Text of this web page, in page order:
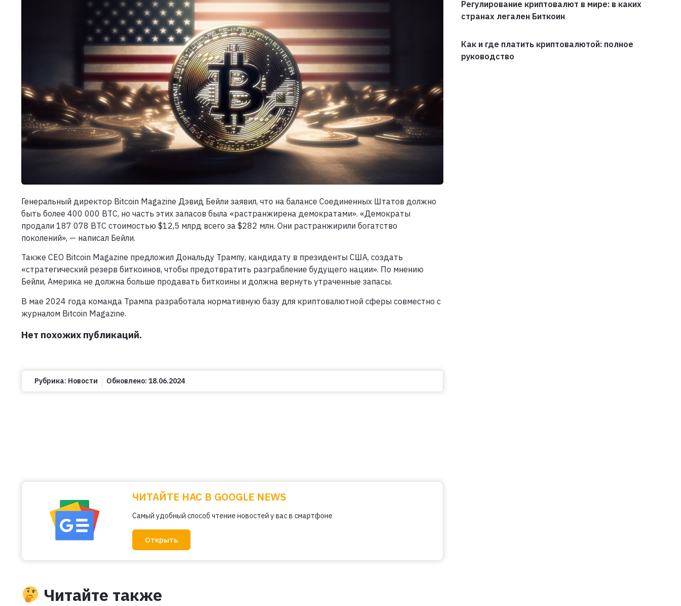
Генеральный директор Bitcoin Magazine Дэвид Бейли заявил, что на балансе Соединенных Штатов должно
быть более 400 000 BTC, но часть этих запасов была «растранжирена демократами». «Демократы
продали 187 078 BTC стоимостью $12,5 млрд всего за $282 млн. Они растранжирили богатство
поколений», — написал Бейли.
Также CEO Bitcoin Magazine предложил Дональду Трампу, кандидату в президенты США, создать
«стратегический резерв биткоинов, чтобы предотвратить разграбление будущего нации». По мнению
Бейли, Америка не должна больше продавать биткоины и должна вернуть утраченные запасы.
В мае 2024 года команда Трампа разработала нормативную базу для криптовалютной сферы совместно с
журналом Bitcoin Magazine.
Нет похожих публикаций.
Рубрика: Новости Обновлено: 18.06.2024
ЧИТАЙТЕ НАС В GOOGLE NEWS
Самый удобный способ чтение новостей у вас в смартфоне
Открыть
Регулирование криптовалют в мире: в каких
странах легален Биткоин
Как и где платить криптовалютой: полное
руководство
Читайте также